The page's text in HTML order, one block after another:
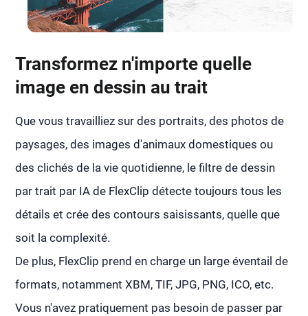
Transformez n'importe quelle
image en dessin au trait
Que vous travailliez sur des portraits, des photos de
paysages, des images d'animaux domestiques ou
des clichés de la vie quotidienne, le filtre de dessin
par trait par IA de FlexClip détecte toujours tous les
détails et crée des contours saisissants, quelle que
soit la complexité.
De plus, FlexClip prend en charge un large éventail de
formats, notamment XBM, TIF, JPG, PNG, ICO, etc.
Vous n'avez pratiquement pas besoin de passer par